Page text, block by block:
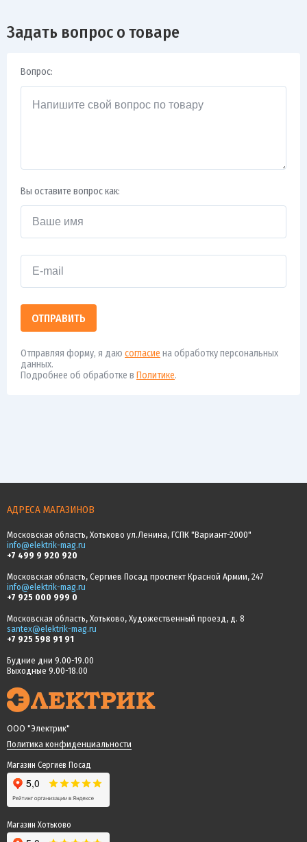
Задать вопрос о товаре
Вопрос:
Вы оставите вопрос как:
ОТПРАВИТЬ
Отправляя форму, я даю согласие на обработку персональных
данных.
Подробнее об обработке в Политике.
АДРЕСА МАГАЗИНОВ
Московская область, Хотьково ул.Ленина, ГСПК "Вариант-2000"
info@elektrik-mag.ru
+7 499 9 920 920
Московская область, Сергиев Посад проспект Красной Армии, 247
info@elektrik-mag.ru
+7 925 000 999 0
Московская область, Хотьково, Художественный проезд, д. 8
santex@elektrik-mag.ru
+7 925 598 91 91
Будние дни 9.00-19.00
Выходные 9.00-18.00
ООО "Электрик"
Политика конфиденциальности
Магазин Сергиев Посад
Магазин Хотьково